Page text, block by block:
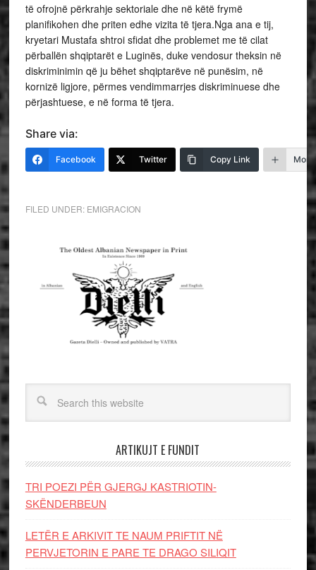
të ofrojnë përkrahje sektoriale dhe në këtë frymë
planifikohen dhe priten edhe vizita të tjera.Nga ana e tij,
kryetari Mustafa shtroi sfidat dhe problemet me të cilat
përballën shqiptarët e Luginës, duke vendosur theksin në
diskriminimin që ju bëhet shqiptarëve në punësim, në
kornizë ligjore, përmes vendimmarrjes diskriminuese dhe
përjashtuese, e në forma të tjera.
Share via:
Facebook Twitter Copy Link More
FILED UNDER: EMIGRACION
ARTIKUJT E FUNDIT
TRI POEZI PËR GJERGJ KASTRIOTIN-
SKËNDERBEUN
LETËR E ARKIVIT TE NAUM PRIFTIT NË
PERVJETORIN E PARE TE DRAGO SILIQIT